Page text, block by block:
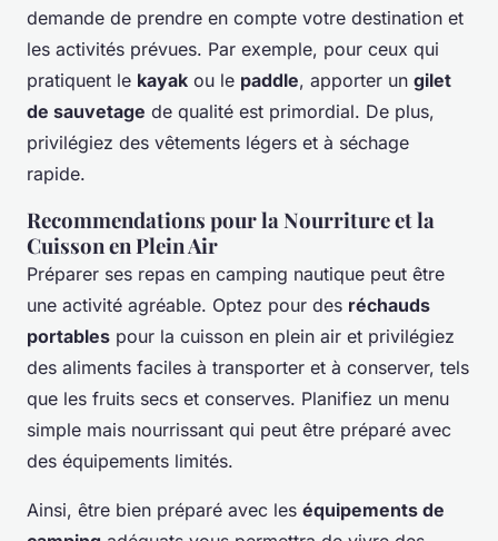
demande de prendre en compte votre destination et
les activités prévues. Par exemple, pour ceux qui
pratiquent le kayak ou le paddle, apporter un gilet
de sauvetage de qualité est primordial. De plus,
privilégiez des vêtements légers et à séchage
rapide.
Recommendations pour la Nourriture et la
Cuisson en Plein Air
Préparer ses repas en camping nautique peut être
une activité agréable. Optez pour des réchauds
portables pour la cuisson en plein air et privilégiez
des aliments faciles à transporter et à conserver, tels
que les fruits secs et conserves. Planifiez un menu
simple mais nourrissant qui peut être préparé avec
des équipements limités.
Ainsi, être bien préparé avec les équipements de